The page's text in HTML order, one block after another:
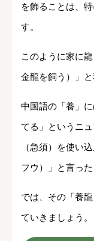
を飾ることは、
す。
このように家に
金龍を飼う）」と
中国語の「養」
てる」というニ
（急須）を使い
フウ）」と言った
では、その「養
ていきましょう。